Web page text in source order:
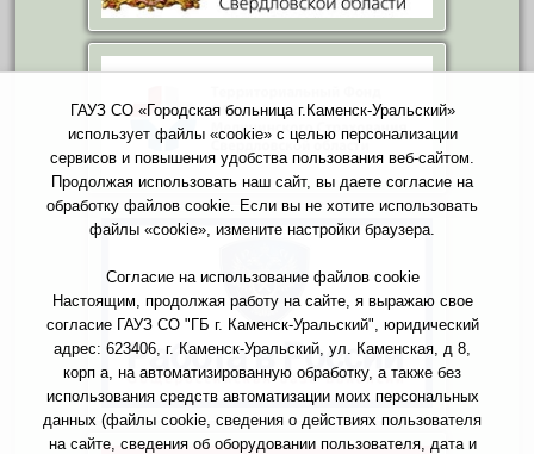
ГАУЗ СО «Городская больница г.Каменск-Уральский»
использует файлы «cookie» с целью персонализации
сервисов и повышения удобства пользования веб-сайтом.
Продолжая использовать наш сайт, вы даете согласие на
обработку файлов cookie. Если вы не хотите использовать
файлы «cookie», измените настройки браузера.
Согласие на использование файлов cookie
Настоящим, продолжая работу на сайте, я выражаю свое
согласие ГАУЗ СО "ГБ г. Каменск-Уральский", юридический
адрес: 623406, г. Каменск-Уральский, ул. Каменская, д 8,
корп а, на автоматизированную обработку, а также без
использования средств автоматизации моих персональных
данных (файлы cookie, сведения о действиях пользователя
на сайте, сведения об оборудовании пользователя, дата и